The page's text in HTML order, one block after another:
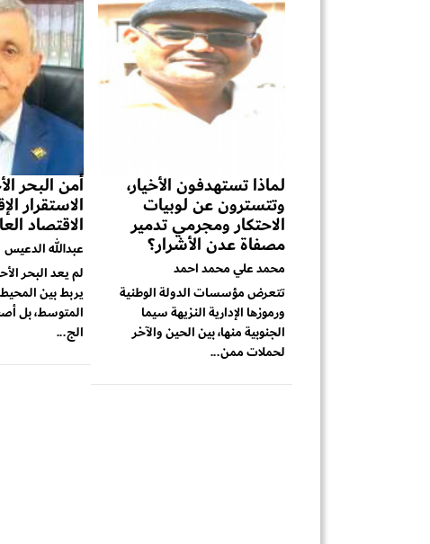
لماذا تستهدفون الأخيار،
وتتسترون عن لوبيات
الاحتكار ومجرمي تدمير
مصفاة عدن الأشرار؟
محمد علي محمد احمد
تتعرض مؤسسات الدولة الوطنية
ورموزها الإدارية النزيهة سيما
الجنوبية منها، بين الحين والآخر
لحملات ممن...
أمن البحر
الاستقرار
الاقتصاد
عبدالله الدعيس
لم يعد البحر
يربط بين
المتوسط، بل
الج...